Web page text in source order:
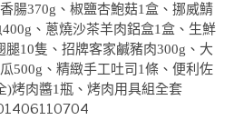
腸370g、椒鹽杏鮑菇1盒、挪威鯖
、蔥燒沙茶羊肉鋁盒1盒、生鮮
10隻、招牌客家鹹豬肉300g、大
500g、精緻手工吐司1條、便利佐
)烤肉醬1瓶、烤肉用具組全套